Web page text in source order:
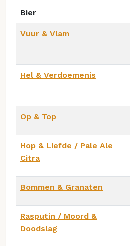
Bier
Vuur & Vlam
Hel & Verdoemenis
Op & Top
Hop & Liefde / Pale Ale
Citra
Bommen & Granaten
Rasputin / Moord &
Doodslag